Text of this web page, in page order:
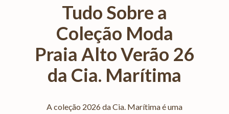
Tudo Sobre a
Coleção Moda
Praia Alto Verão 26
da Cia. Marítima
A coleção 2026 da Cia. Marítima é uma